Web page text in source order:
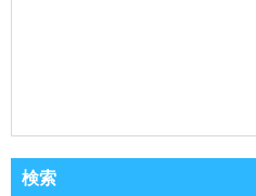
検索